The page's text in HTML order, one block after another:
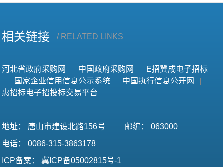
相关链接 / RELATED LINKS
河北省政府采购网 中国政府采购网
E招冀成电子招标
国家企业信用信息公示系统
中国执行信息公开网
惠招标电子招投标交易平台
地址： 唐山市建设北路156号 邮编：
063000
电话：
0086-315-3863178
ICP备案：
冀ICP备05002815号-1